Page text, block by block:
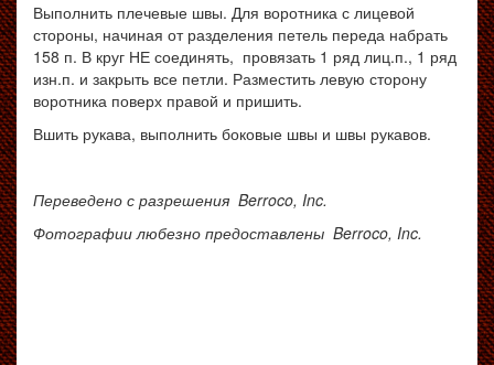
Выполнить плечевые швы. Для воротника с лицевой
стороны, начиная от разделения петель переда набрать
158 п. В круг НЕ соединять, провязать 1 ряд лиц.п., 1 ряд
изн.п. и закрыть все петли. Разместить левую сторону
воротника поверх правой и пришить.
Вшить рукава, выполнить боковые швы и швы рукавов.
Переведено с разрешения Berroco, Inc.
Фотографии любезно предоставлены Berroco, Inc.